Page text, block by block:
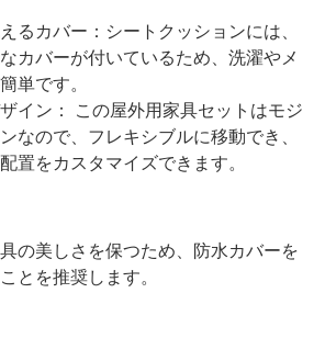
るカバー：シートクッションには、
カバーが付いているため、洗濯やメ
単です。
イン： この屋外用家具セットはモジ
なので、フレキシブルに移動でき、
置をカスタマイズできます。
の美しさを保つため、防水カバーを
とを推奨します。